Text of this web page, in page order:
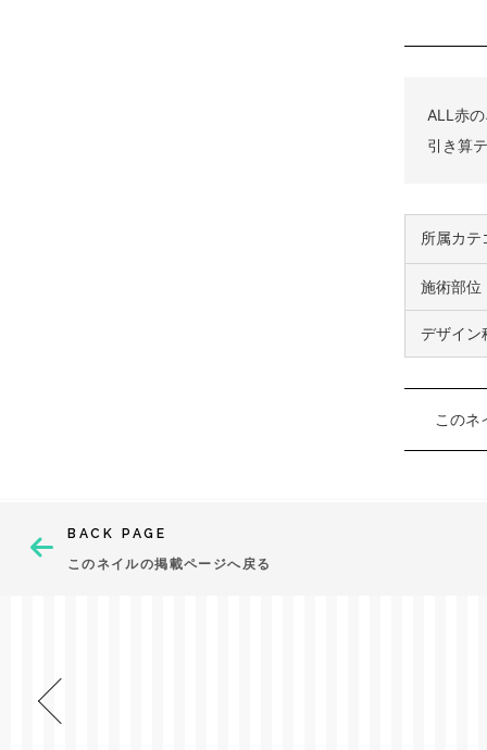
ALL赤
引き算
所属カテ
施術部位
デザイン
このネ
BACK PAGE
このネイルの掲載ページへ戻る